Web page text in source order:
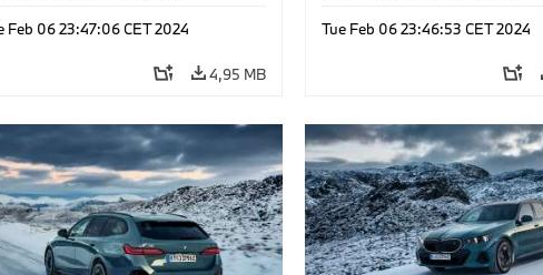
Feb 06 23:47:06 CET 2024
4,95 MB
Tue Feb 06 23:46:53 CET 2024